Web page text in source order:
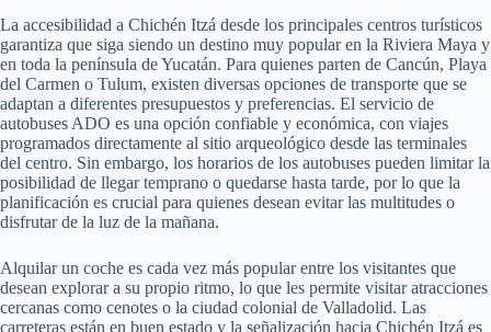
La accesibilidad a Chichén Itzá desde los principales centros turísticos
garantiza que siga siendo un destino muy popular en la Riviera Maya y
en toda la península de Yucatán. Para quienes parten de Cancún, Playa
del Carmen o Tulum, existen diversas opciones de transporte que se
adaptan a diferentes presupuestos y preferencias. El servicio de
autobuses ADO es una opción confiable y económica, con viajes
programados directamente al sitio arqueológico desde las terminales
del centro. Sin embargo, los horarios de los autobuses pueden limitar la
posibilidad de llegar temprano o quedarse hasta tarde, por lo que la
planificación es crucial para quienes desean evitar las multitudes o
disfrutar de la luz de la mañana.
Alquilar un coche es cada vez más popular entre los visitantes que
desean explorar a su propio ritmo, lo que les permite visitar atracciones
cercanas como cenotes o la ciudad colonial de Valladolid. Las
carreteras están en buen estado y la señalización hacia Chichén Itzá es